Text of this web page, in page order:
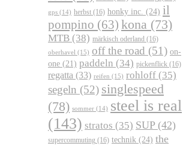
gps (14) herbst (16) honky inc. (24) il
pompino (63) kona (73)
MTB (38) märkisch oderland (16)
oberhavel (15) off the road (51) on-
one (21) paddeln (34) pickenflick (16)
regatta (33) reifen (15) rohloff (35)
segeln (52) singlespeed
(78) sommer (14) steel is real
(143) stratos (35) SUP(42)
supercommuting (16) technik (24) the